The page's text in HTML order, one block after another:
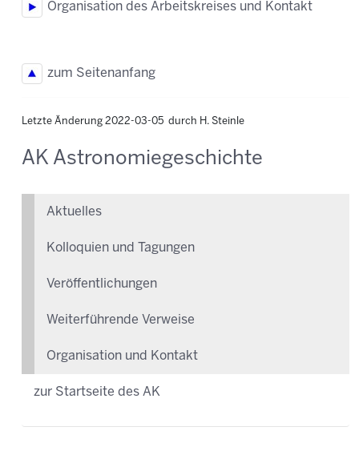
Organisation des Arbeitskreises und Kontakt
zum Seitenanfang
Letzte Änderung 2022-03-05 durch H. Steinle
AK Astronomiegeschichte
Aktuelles
Kolloquien und Tagungen
Veröffentlichungen
Weiterführende Verweise
Organisation und Kontakt
zur Startseite des AK